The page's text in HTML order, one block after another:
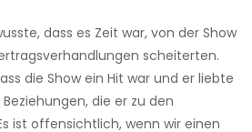
dass es Zeit war, von der Show
scheiterten.
die Show ein Hit war und er liebte
die er zu den
ist offensichtlich, wenn wir einen